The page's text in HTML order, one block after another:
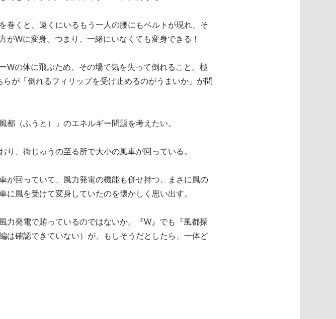
巻くと、遠くにいるもう一人の腰にもベルトが現れ、そ
Wに変身。つまり、一緒にいなくても変身できる！
Wの体に飛ぶため、その場で気を失って倒れること。極
が「倒れるフィリップを受け止めるのがうまいか」が問
（ふうと）」のエネルギー問題を考えたい。
、街じゅうの至る所で大小の風車が回っている。
が回っていて、風力発電の機能も併せ持つ。まさに風の
風を受けて変身していたのを懐かしく思い出す。
力発電で賄っているのではないか。『W』でも『風都探
は確認できていない）が、もしそうだとしたら、一体ど